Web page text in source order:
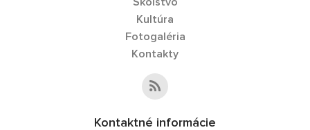
Kultúra
Fotogaléria
Kontakty
Kontaktné informácie